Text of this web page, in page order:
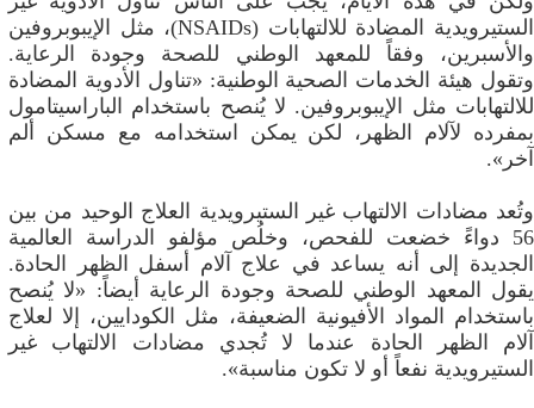
الستيرويدية المضادة للالتهابات (NSAIDs)، مثل الإيبوبروفين
والأسبرين، وفقاً للمعهد الوطني للصحة وجودة الرعاية.
وتقول هيئة الخدمات الصحية الوطنية: «تناول الأدوية المضادة
للالتهابات مثل الإيبوبروفين. لا يُنصح باستخدام الباراسيتامول
بمفرده لآلام الظهر، لكن يمكن استخدامه مع مسكن ألم
آخر».
وتُعد مضادات الالتهاب غير الستيرويدية العلاج الوحيد من بين
56 دواءً خضعت للفحص، وخلُص مؤلفو الدراسة العالمية
الجديدة إلى أنه يساعد في علاج آلام أسفل الظهر الحادة.
يقول المعهد الوطني للصحة وجودة الرعاية أيضاً: «لا يُنصح
باستخدام المواد الأفيونية الضعيفة، مثل الكودايين، إلا لعلاج
آلام الظهر الحادة عندما لا تُجدي مضادات الالتهاب غير
الستيرويدية نفعاً أو لا تكون مناسبة».